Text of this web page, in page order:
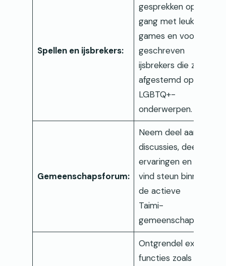
Spellen en ijsbrekers:
gesprekken op
gang met leuke
games en vooraf
geschreven
ijsbrekers die zijn
afgestemd op
LGBTQ+-
onderwerpen.
Gemeenschapsforum:
Neem deel aan
discussies, deel
ervaringen en
vind steun binnen
de actieve
Taimi-
gemeenschap.
Ontgrendel extra
functies zoals